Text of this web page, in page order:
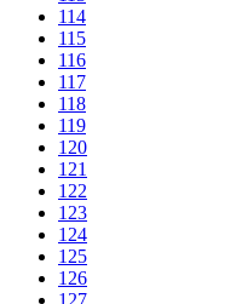
114
115
116
117
118
119
120
121
122
123
124
125
126